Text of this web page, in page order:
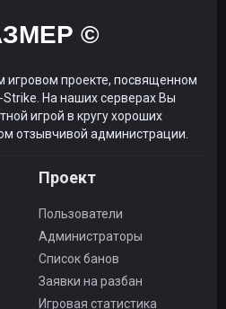
©
игровом проекте, посвященном
На наших серверах Вы
игрой в кругу хороших
отзывчивой администрации.
Проект
Пользователи
Администраторы
Список банов
Заявки на разбан
Игровая статистика